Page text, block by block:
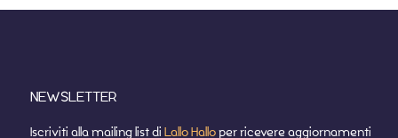
NEWSLETTER
Iscriviti alla mailing list di Lallo Halloper ricevere aggiornamenti